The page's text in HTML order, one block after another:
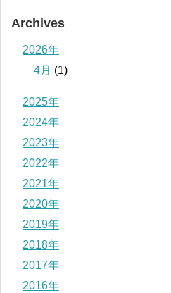
Archives
2026年
4月 (1)
2025年
2024年
2023年
2022年
2021年
2020年
2019年
2018年
2017年
2016年